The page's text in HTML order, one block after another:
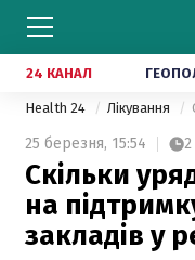
24 КАНАЛ
Health 24 Лікування
25 березня, 15:54 2
Скільки
на
закладів у